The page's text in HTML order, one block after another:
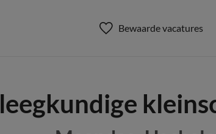
Bewaarde vacatures